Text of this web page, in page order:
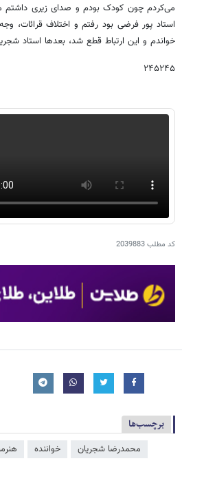
می‌کردم چون کودک بودم و صدای زیری داشتم
استاد پور فرضی بود رفتم و اختلاف قرائات،
خواندم و این ارتباط قطع شد، بعدها استاد
۲۴۵۲۴۵
کد مطلب2039883
برچسب‌ها
محمدرضا شجریان خواننده